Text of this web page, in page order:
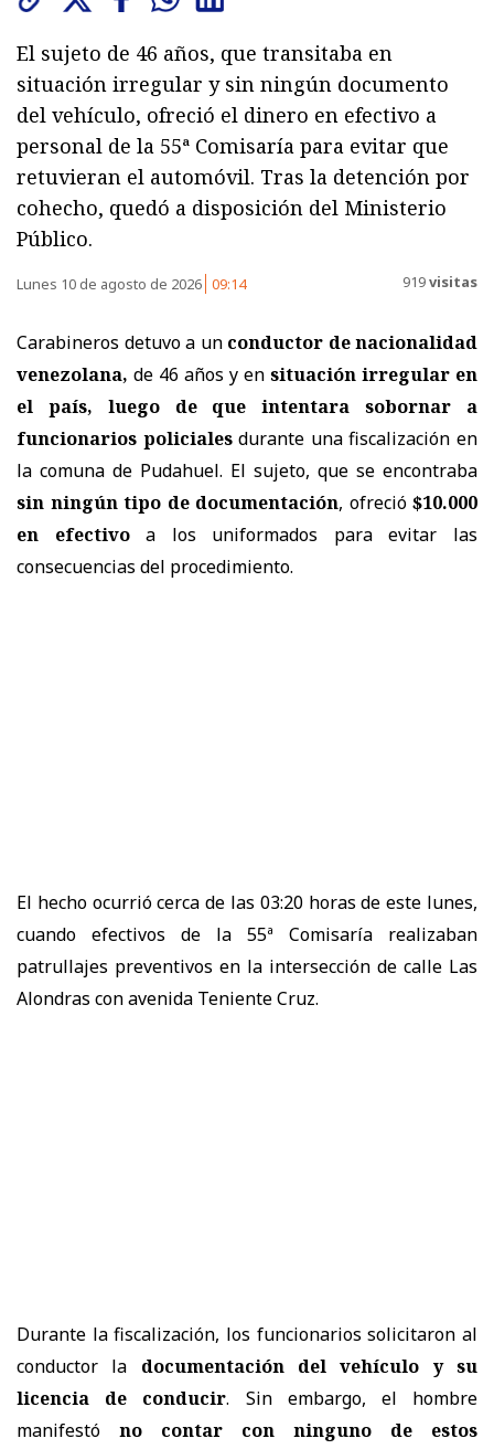
El sujeto de 46 años, que transitaba en
situación irregular y sin ningún documento
del vehículo, ofreció el dinero en efectivo a
personal de la 55ª Comisaría para evitar que
retuvieran el automóvil. Tras la detención por
cohecho, quedó a disposición del Ministerio
Público.
Lunes 10 de agosto de 2026 09:14 919visitas
Carabineros detuvo a unconductor de nacionalidad
venezolana, de 46 años y en situación irregular en
el país, luego de que intentara sobornar a
funcionarios policialesdurante una fiscalización en
la comuna de Pudahuel. El sujeto, que se encontraba
sin ningún tipo de documentación, ofreció $10.000
en efectivoa los uniformados para evitar las
consecuencias del procedimiento.
El hecho ocurrió cerca de las 03:20 horas de este lunes,
cuando efectivos de la 55ª Comisaría realizaban
patrullajes preventivos en la intersección de calle Las
Alondras con avenida Teniente Cruz.
Durante la fiscalización, los funcionarios solicitaron al
conductor la documentación del vehículo y su
licencia de conducir. Sin embargo, el hombre
manifestó no contar con ninguno de estos